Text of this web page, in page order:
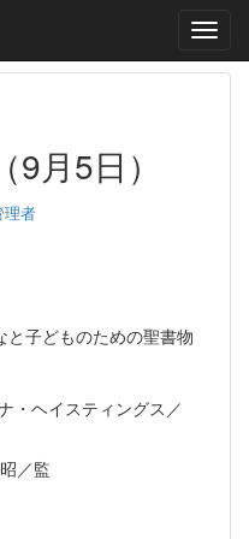
月5日）
理者
と子どものための聖書物
・ヘイスティングス／
／監